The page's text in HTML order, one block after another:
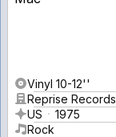
Vinyl 10-12''
Reprise Records
US
1975
Rock